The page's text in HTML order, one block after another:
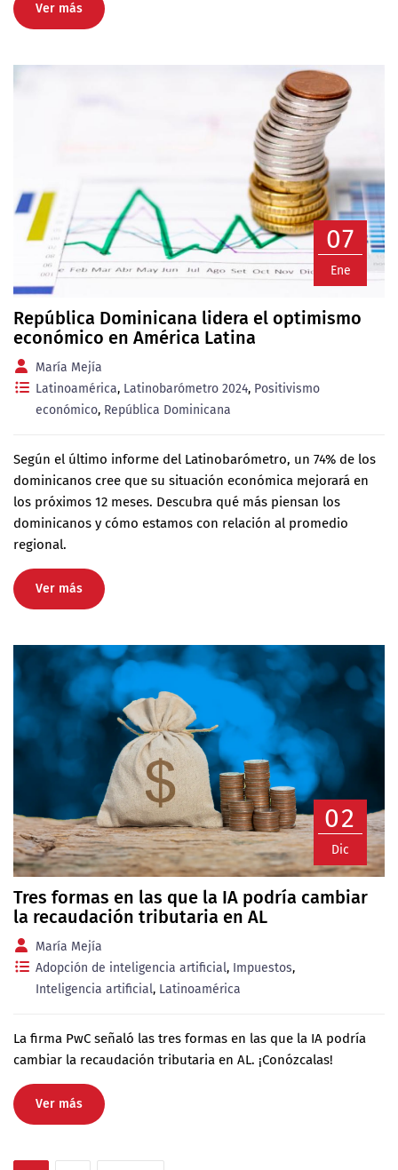
Ver más
07
Ene
República Dominicana lidera el optimismo
económico en América Latina
María Mejía
Latinoamérica, Latinobarómetro 2024, Positivismo
económico, República Dominicana
Según el último informe del Latinobarómetro, un 74% de los
dominicanos cree que su situación económica mejorará en
los próximos 12 meses. Descubra qué más piensan los
dominicanos y cómo estamos con relación al promedio
regional.
Ver más
02
Dic
Tres formas en las que la IA podría cambiar
la recaudación tributaria en AL
María Mejía
Adopción de inteligencia artificial, Impuestos,
Inteligencia artificial, Latinoamérica
La firma PwC señaló las tres formas en las que la IA podría
cambiar la recaudación tributaria en AL. ¡Conózcalas!
Ver más